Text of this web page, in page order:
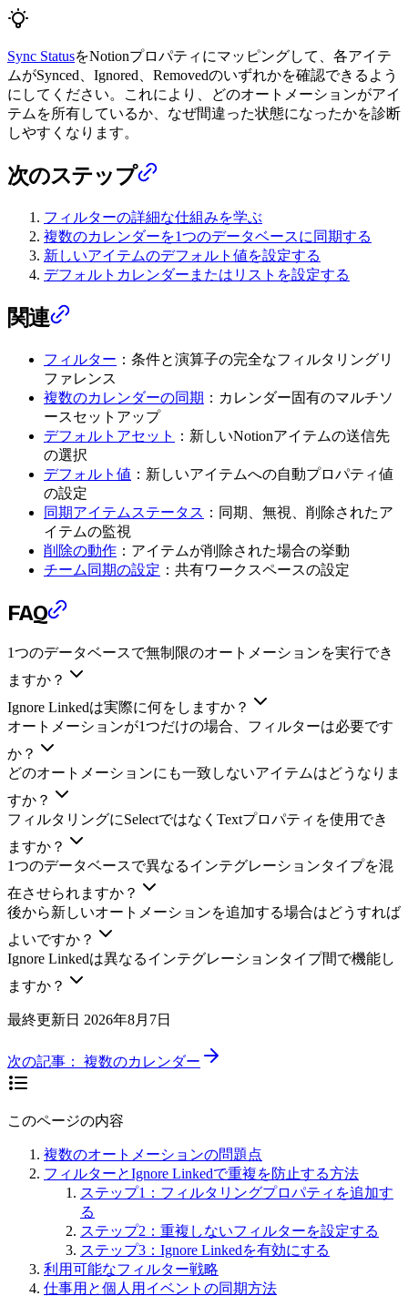
Sync StatusをNotionプロパティにマッピングして、各アイテ
ムがSynced、Ignored、Removedのいずれかを確認できるよう
にしてください。これにより、どのオートメーションがアイ
テムを所有しているか、なぜ間違った状態になったかを診断
しやすくなります。
次のステップ
フィルターの詳細な仕組みを学ぶ
複数のカレンダーを1つのデータベースに同期する
新しいアイテムのデフォルト値を設定する
デフォルトカレンダーまたはリストを設定する
関連
フィルター ：条件と演算子の完全なフィルタリングリ
ファレンス
複数のカレンダーの同期 ：カレンダー固有のマルチソ
ースセットアップ
デフォルトアセット
：新しいNotionアイテムの送信先
の選択
デフォルト値 ：新しいアイテムへの自動プロパティ値
の設定
同期アイテムステータス ：同期、無視、削除されたア
イテムの監視
削除の動作 ：アイテムが削除された場合の挙動
チーム同期の設定 ：共有ワークスペースの設定
FAQ
1つのデータベースで無制限のオートメーションを実行でき
ますか？
Ignore Linkedは実際に何をしますか？
オートメーションが1つだけの場合、フィルターは必要です
か？
どのオートメーションにも一致しないアイテムはどうなりま
すか？
フィルタリングにSelectではなくTextプロパティを使用でき
ますか？
1つのデータベースで異なるインテグレーションタイプを混
在させられますか？
後から新しいオートメーションを追加する場合はどうすれば
よいですか？
Ignore Linkedは異なるインテグレーションタイプ間で機能し
ますか？
最終更新日 2026年8月7日
次の記事： 複数のカレンダー
このページの内容
複数のオートメーションの問題点
フィルターとIgnore Linkedで重複を防止する方法
ステップ1：フィルタリングプロパティを追加す
る
ステップ2：重複しないフィルターを設定する
ステップ3：Ignore Linkedを有効にする
利用可能なフィルター戦略
仕事用と個人用イベントの同期方法